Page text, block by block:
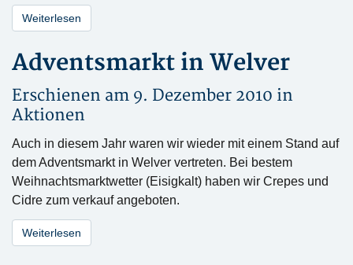
Weiterlesen
Adventsmarkt in Welver
Erschienen am 9. Dezember 2010 in
Aktionen
Auch in diesem Jahr waren wir wieder mit einem Stand auf
dem Adventsmarkt in Welver vertreten. Bei bestem
Weihnachtsmarktwetter (Eisigkalt) haben wir Crepes und
Cidre zum verkauf angeboten.
Weiterlesen